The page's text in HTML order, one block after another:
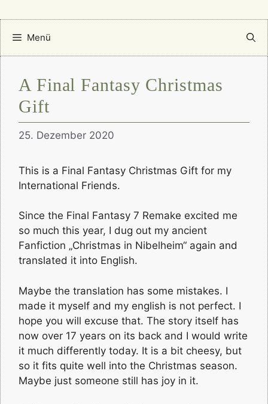
Menü
A Final Fantasy Christmas
Gift
25. Dezember 2020
This is a Final Fantasy Christmas Gift for my
International Friends.
Since the Final Fantasy 7 Remake excited me
so much this year, I dug out my ancient
Fanfiction „Christmas in Nibelheim“ again and
translated it into English.
Maybe the translation has some mistakes. I
made it myself and my english is not perfect. I
hope you will excuse that. The story itself has
now over 17 years on its back and I would write
it much differently today. It is a bit cheesy, but
so it fits quite well into the Christmas season.
Maybe just someone still has joy in it.